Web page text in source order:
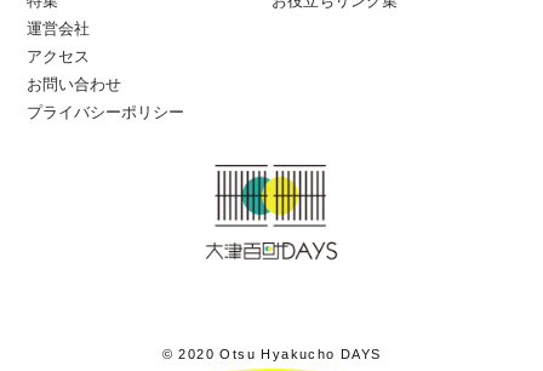
運営会社
アクセス
お問い合わせ
プライバシーポリシー
© 2020 Otsu Hyakucho DAYS